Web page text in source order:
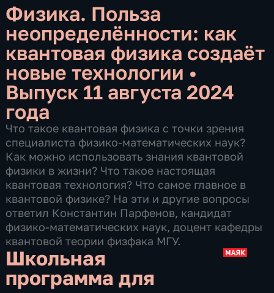
Физика. Польза
неопределённости: как
квантовая физика создаёт
новые технологии •
Выпуск 11 августа 2024
года
Что такое квантовая физика с точки зрения
специалиста физико-математических наук?
Как можно использовать знания квантовой
физики в жизни? Что такое настоящая
квантовая технология? Что самое главное в
квантовой физике? На эти и другие вопросы
ответил Константин Парфенов, кандидат
физико-математических наук, доцент кафедры
квантовой теории физфака МГУ.
Школьная
программа для